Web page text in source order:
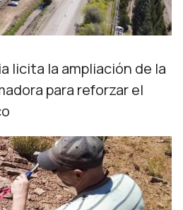
licita la ampliación de la
para reforzar el